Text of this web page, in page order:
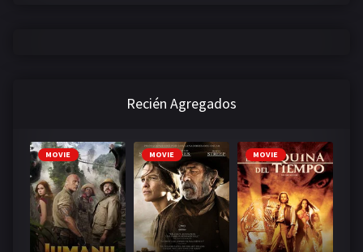
Recién Agregados
MOVIE MOVIE MOVIE